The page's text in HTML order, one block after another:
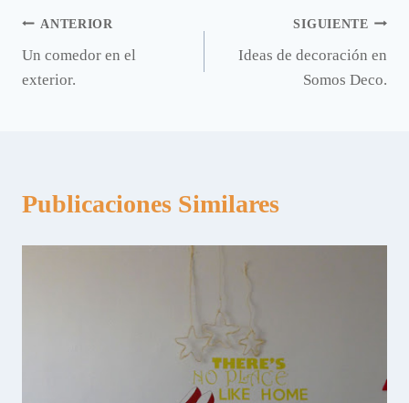
Navegación
de
ANTERIOR
Un comedor en el
exterior.
SIGUIENTE
Ideas de decoración en
Somos Deco.
Publicaciones Similares